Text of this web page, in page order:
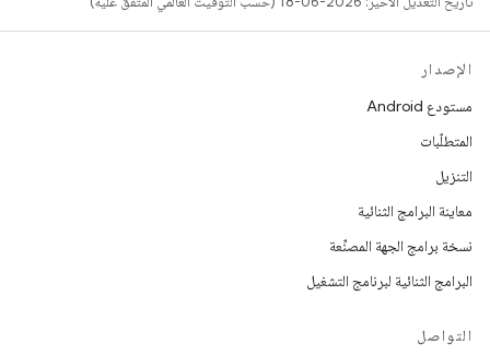
الإصدار
مستودع Android
المتطلّبات
التنزيل
معاينة البرامج الثنائية
نسخة برامج الجهة المصنِّعة
البرامج الثنائية لبرنامج التشغيل
التواصل